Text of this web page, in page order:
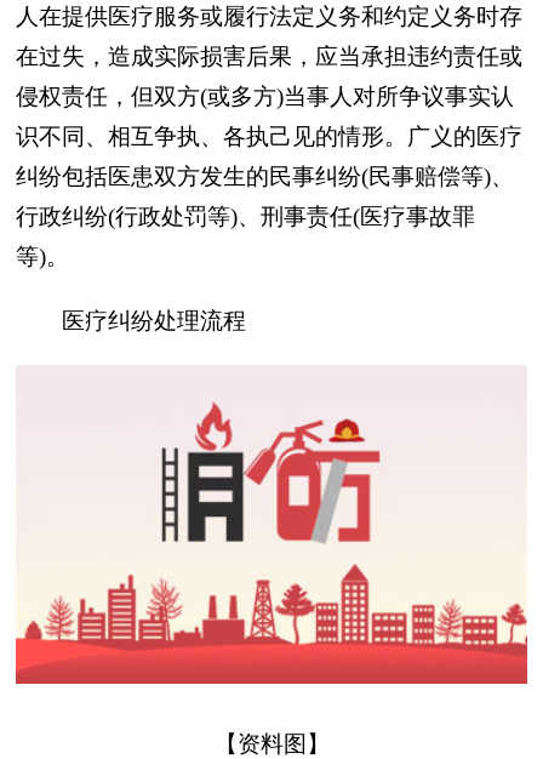
人在提供医疗服务或履行法定义务和约定义务时存
在过失，造成实际损害后果，应当承担违约责任或
侵权责任，但双方(或多方)当事人对所争议事实认
识不同、相互争执、各执己见的情形。广义的医疗
纠纷包括医患双方发生的民事纠纷(民事赔偿等)、
行政纠纷(行政处罚等)、刑事责任(医疗事故罪
等)。
医疗纠纷处理流程
【资料图】